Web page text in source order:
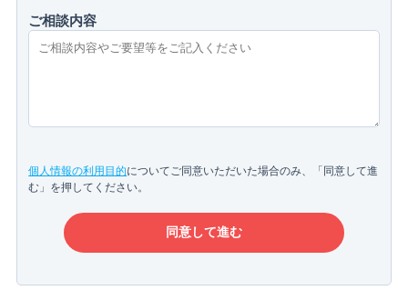
ご相談内容
個人情報の利用目的についてご同意いただいた場合のみ、「同意して進
む」を押してください。